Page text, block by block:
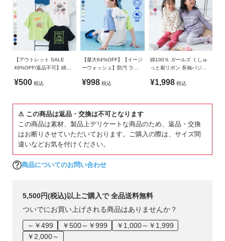
■ギフト
お友達や同僚・ご親戚への出産祝いやプレゼントとしてもおす
すめ。
【アウトレット SALE
49%OFF/返品不可】綿
食堂】 BIGシルエット プ
¥500 税込
【最大64%OFF】【イージ
ーウォッシュ】防汚 ラグ
¥998 税込
綿100％ ガールズ くしゅ
っと裾リボン 長袖パジャ
¥1,998 税込
⚠ この商品は返品・交換は不可となります
この商品は素材、製品上デリケートな商品のため、返品・交換
はお断りさせていただいております。ご購入の際は、サイズ間
違いなどお気を付けください。
商品についてのお問い合わせ
5,500円(税込)以上ご購入で 全品送料無料
ついでにお買い上げされる商品はありませんか？
～￥499
￥500～￥999
￥1,000～￥1,999
￥2,000～